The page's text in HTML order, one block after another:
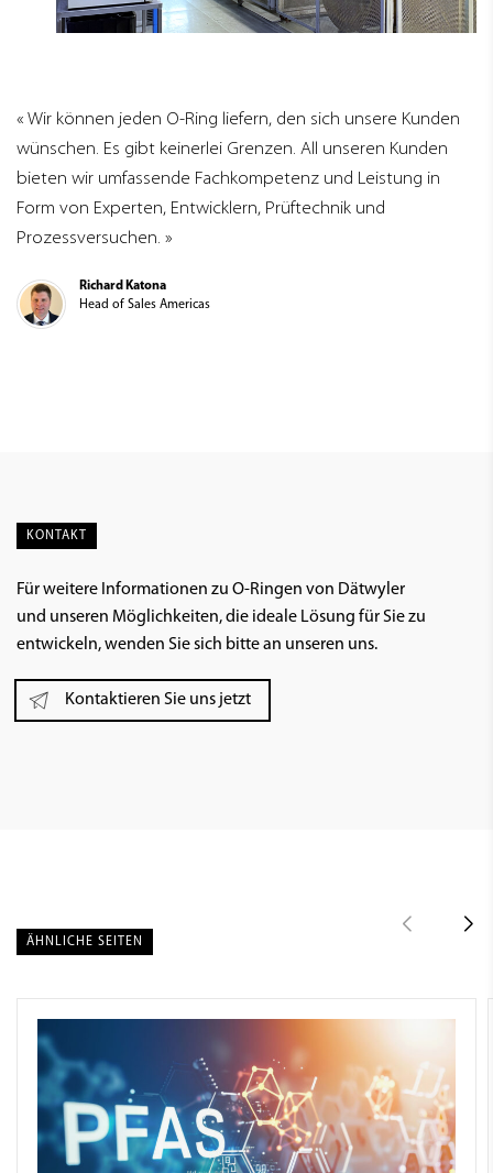
Wir können jeden O-Ring liefern, den sich unsere Kunden
wünschen. Es gibt keinerlei Grenzen. All unseren Kunden
bieten wir umfassende Fachkompetenz und Leistung in
Form von Experten, Entwicklern, Prüftechnik und
Prozessversuchen.
Richard Katona
Head of Sales Americas
KONTAKT
Für weitere Informationen zu O-Ringen von Dätwyler
und unseren Möglichkeiten, die ideale Lösung für Sie zu
entwickeln, wenden Sie sich bitte an unseren uns.
Kontaktieren Sie uns jetzt
ÄHNLICHE SEITEN